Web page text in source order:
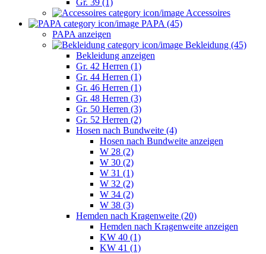
Accessoires
PAPA (45)
PAPA anzeigen
Bekleidung (45)
Bekleidung anzeigen
Gr. 42 Herren (1)
Gr. 44 Herren (1)
Gr. 46 Herren (1)
Gr. 48 Herren (3)
Gr. 50 Herren (3)
Gr. 52 Herren (2)
Hosen nach Bundweite (4)
Hosen nach Bundweite anzeigen
W 28 (2)
W 30 (2)
W 31 (1)
W 32 (2)
W 34 (2)
W 38 (3)
Hemden nach Kragenweite (20)
Hemden nach Kragenweite anzeigen
KW 40 (1)
KW 41 (1)